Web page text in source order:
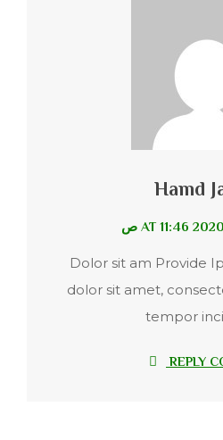
Hamd
Dolor sit am Provide
dolor sit amet,
tempor
REPLY